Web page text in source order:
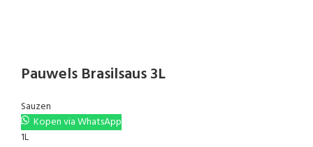
Pauwels Brasilsaus 3L
Sauzen
Kopen via WhatsApp
1L